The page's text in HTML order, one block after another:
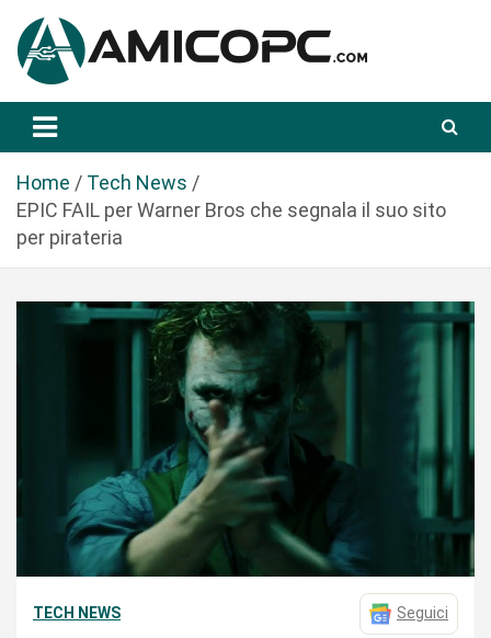
a
Amicopc.com
Home
Tech News
EPIC FAIL per Warner Bros che segnala il suo sito
per pirateria
TECH NEWS Seguici